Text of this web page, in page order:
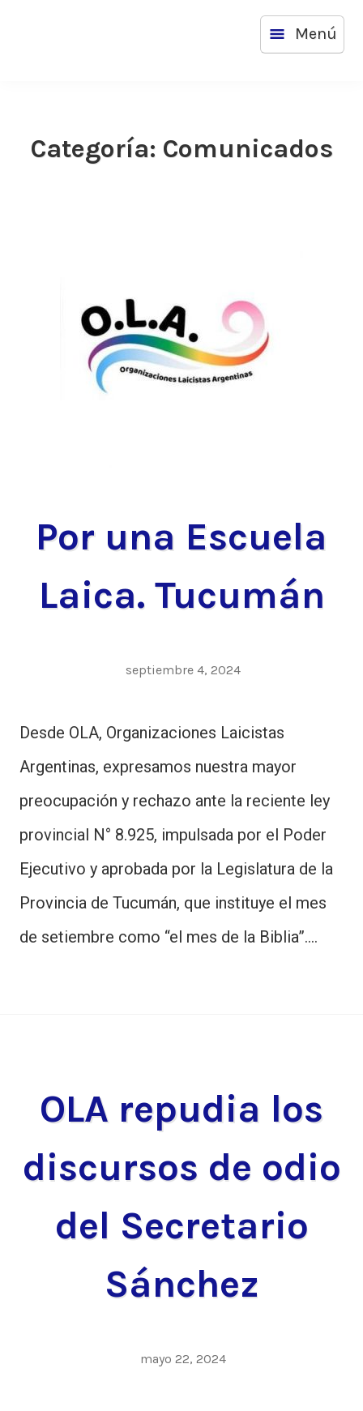
Menú
Categoría: Comunicados
Por una Escuela
Laica. Tucumán
septiembre 4, 2024
Desde OLA, Organizaciones Laicistas
Argentinas, expresamos nuestra mayor
preocupación y rechazo ante la reciente ley
provincial N° 8.925, impulsada por el Poder
Ejecutivo y aprobada por la Legislatura de la
Provincia de Tucumán, que instituye el mes
de setiembre como “el mes de la Biblia”.…
OLA repudia los
discursos de odio
del Secretario
Sánchez
mayo 22, 2024